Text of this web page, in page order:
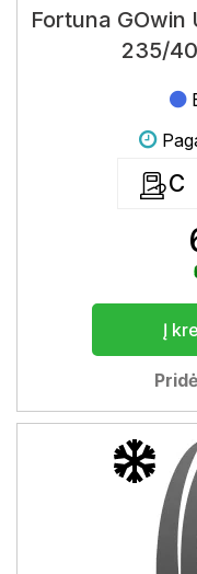
Fortuna GOwin
235/
C
Į